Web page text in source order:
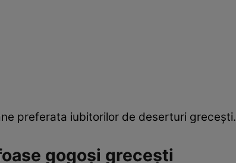
preferata iubitorilor de deserturi grecești.
gogoși grecești